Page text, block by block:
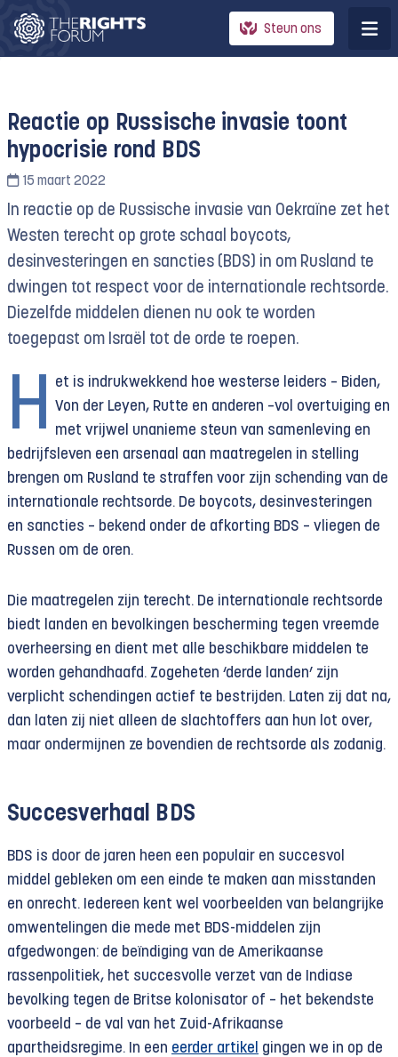
Steun ons
Reactie op Russische invasie toont
hypocrisie rond BDS
15 maart 2022
In reactie op de Russische invasie van Oekraïne zet het
Westen terecht op grote schaal boycots,
desinvesteringen en sancties (BDS) in om Rusland te
dwingen tot respect voor de internationale rechtsorde.
Diezelfde middelen dienen nu ook te worden
toegepast om Israël tot de orde te roepen.
H
et is indrukwekkend hoe westerse leiders – Biden,
Von der Leyen, Rutte en anderen –vol overtuiging en
met vrijwel unanieme steun van samenleving en
bedrijfsleven een arsenaal aan maatregelen in stelling
brengen om Rusland te straffen voor zijn schending van de
internationale rechts­orde. De boycots, desinvesteringen
en sancties – bekend onder de afkorting BDS – vliegen de
Russen om de oren.
Die maatregelen zijn terecht. De internationale rechtsorde
biedt landen en bevolkingen bescherming tegen vreemde
overheersing en dient met alle beschikbare middelen te
worden gehandhaafd. Zogeheten ‘derde landen’ zijn
verplicht schendingen actief te bestrijden. Laten zij dat na,
dan laten zij niet alleen de slachtoffers aan hun lot over,
maar ondermijnen ze bovendien de rechtsorde als zodanig.
Succesverhaal BDS
BDS is door de jaren heen een populair en succesvol
middel gebleken om een einde te maken aan misstanden
en onrecht. Iedereen kent wel voorbeelden van belangrijke
omwentelingen die mede met BDS-middelen zijn
afgedwongen: de beïndiging van de Amerikaanse
rassenpolitiek, het succesvolle verzet van de Indiase
bevolking tegen de Britse kolonisator of – het bekendste
voorbeeld – de val van het Zuid-Afrikaanse
apartheidsregime. In een eerder artikel gingen we in op de